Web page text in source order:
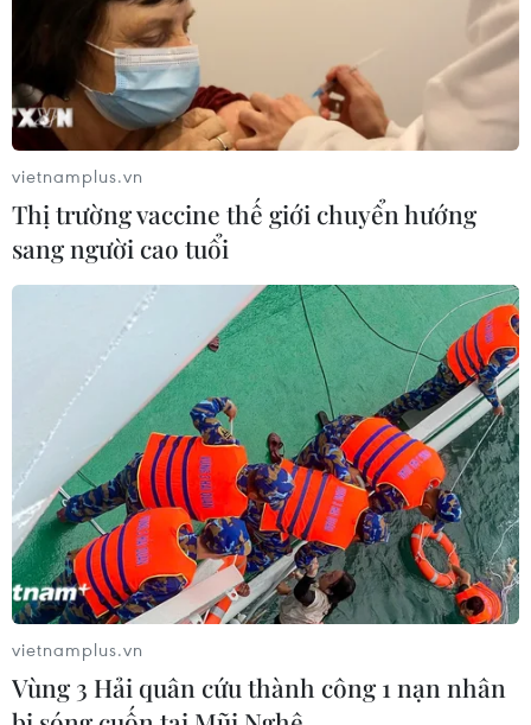
vietnamplus.vn
Thị trường vaccine thế giới chuyển hướng
sang người cao tuổi
vietnamplus.vn
Vùng 3 Hải quân cứu thành công 1 nạn nhân